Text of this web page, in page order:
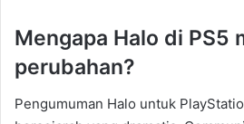
Mengapa Halo di PS5
perubahan?
Pengumuman Halo untuk